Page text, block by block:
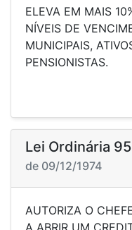
ELEVA EM MAIS
NÍVEIS DE
MUNICIPAIS,
Lei Ordinária
de 09/12/1974
AUTORIZA O
A ABRIR UM